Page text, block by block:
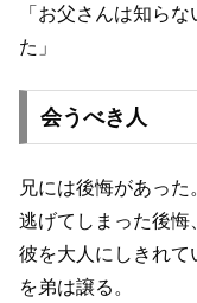
「お父さんは知ら
た」
会うべき人
兄には後悔があった
逃げてしまった後悔
彼を大人にしきれて
を弟は譲る。